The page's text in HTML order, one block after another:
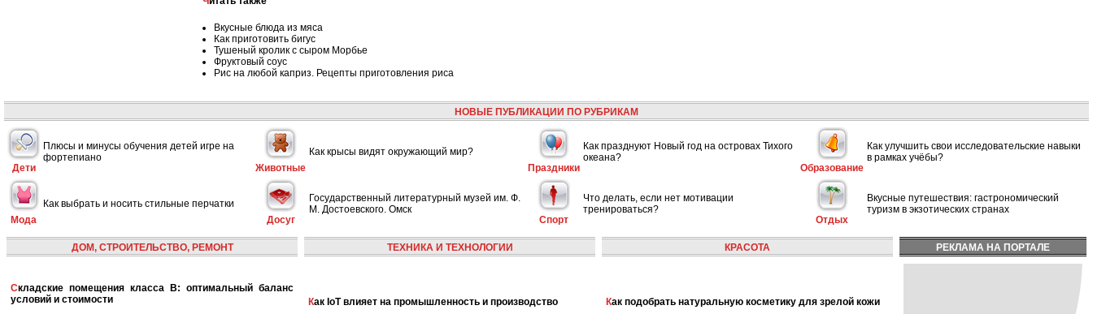
Вкусные блюда из мяса
Как приготовить бигус
Тушеный кролик с сыром Морбье
Фруктовый соус
Рис на любой каприз. Рецепты приготовления риса
НОВЫЕ ПУБЛИКАЦИИ ПО РУБРИКАМ
Дети
Плюсы и минусы обучения детей игре на
фортепиано
Животные
Как крысы видят окружающий мир?
Праздники
Как празднуют Новый год на островах Тихого
океана?
Образование
Как улучшить свои исследовательские навыки
в рамках учёбы?
Мода
Как выбрать и носить стильные перчатки
Досуг
Государственный литературный музей им. Ф.
М. Достоевского. Омск
Спорт
Что делать, если нет мотивации
тренироваться?
Отдых
Вкусные путешествия: гастрономический
туризм в экзотических странах
ДОМ, СТРОИТЕЛЬСТВО, РЕМОНТ
Складские помещения класса B: оптимальный баланс
условий и стоимости
ТЕХНИКА И ТЕХНОЛОГИИ
Как IoT влияет на промышленность и производство
КРАСОТА
Как подобрать натуральную косметику для зрелой кожи
РЕКЛАМА НА ПОРТАЛЕ